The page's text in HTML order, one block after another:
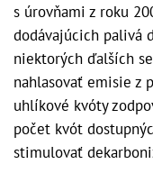
s úrovňami z roku
dodávajúcich palivá
niektorých ďalších
nahlasovať emisie z
uhlíkové kvóty
počet kvót
stimulovať